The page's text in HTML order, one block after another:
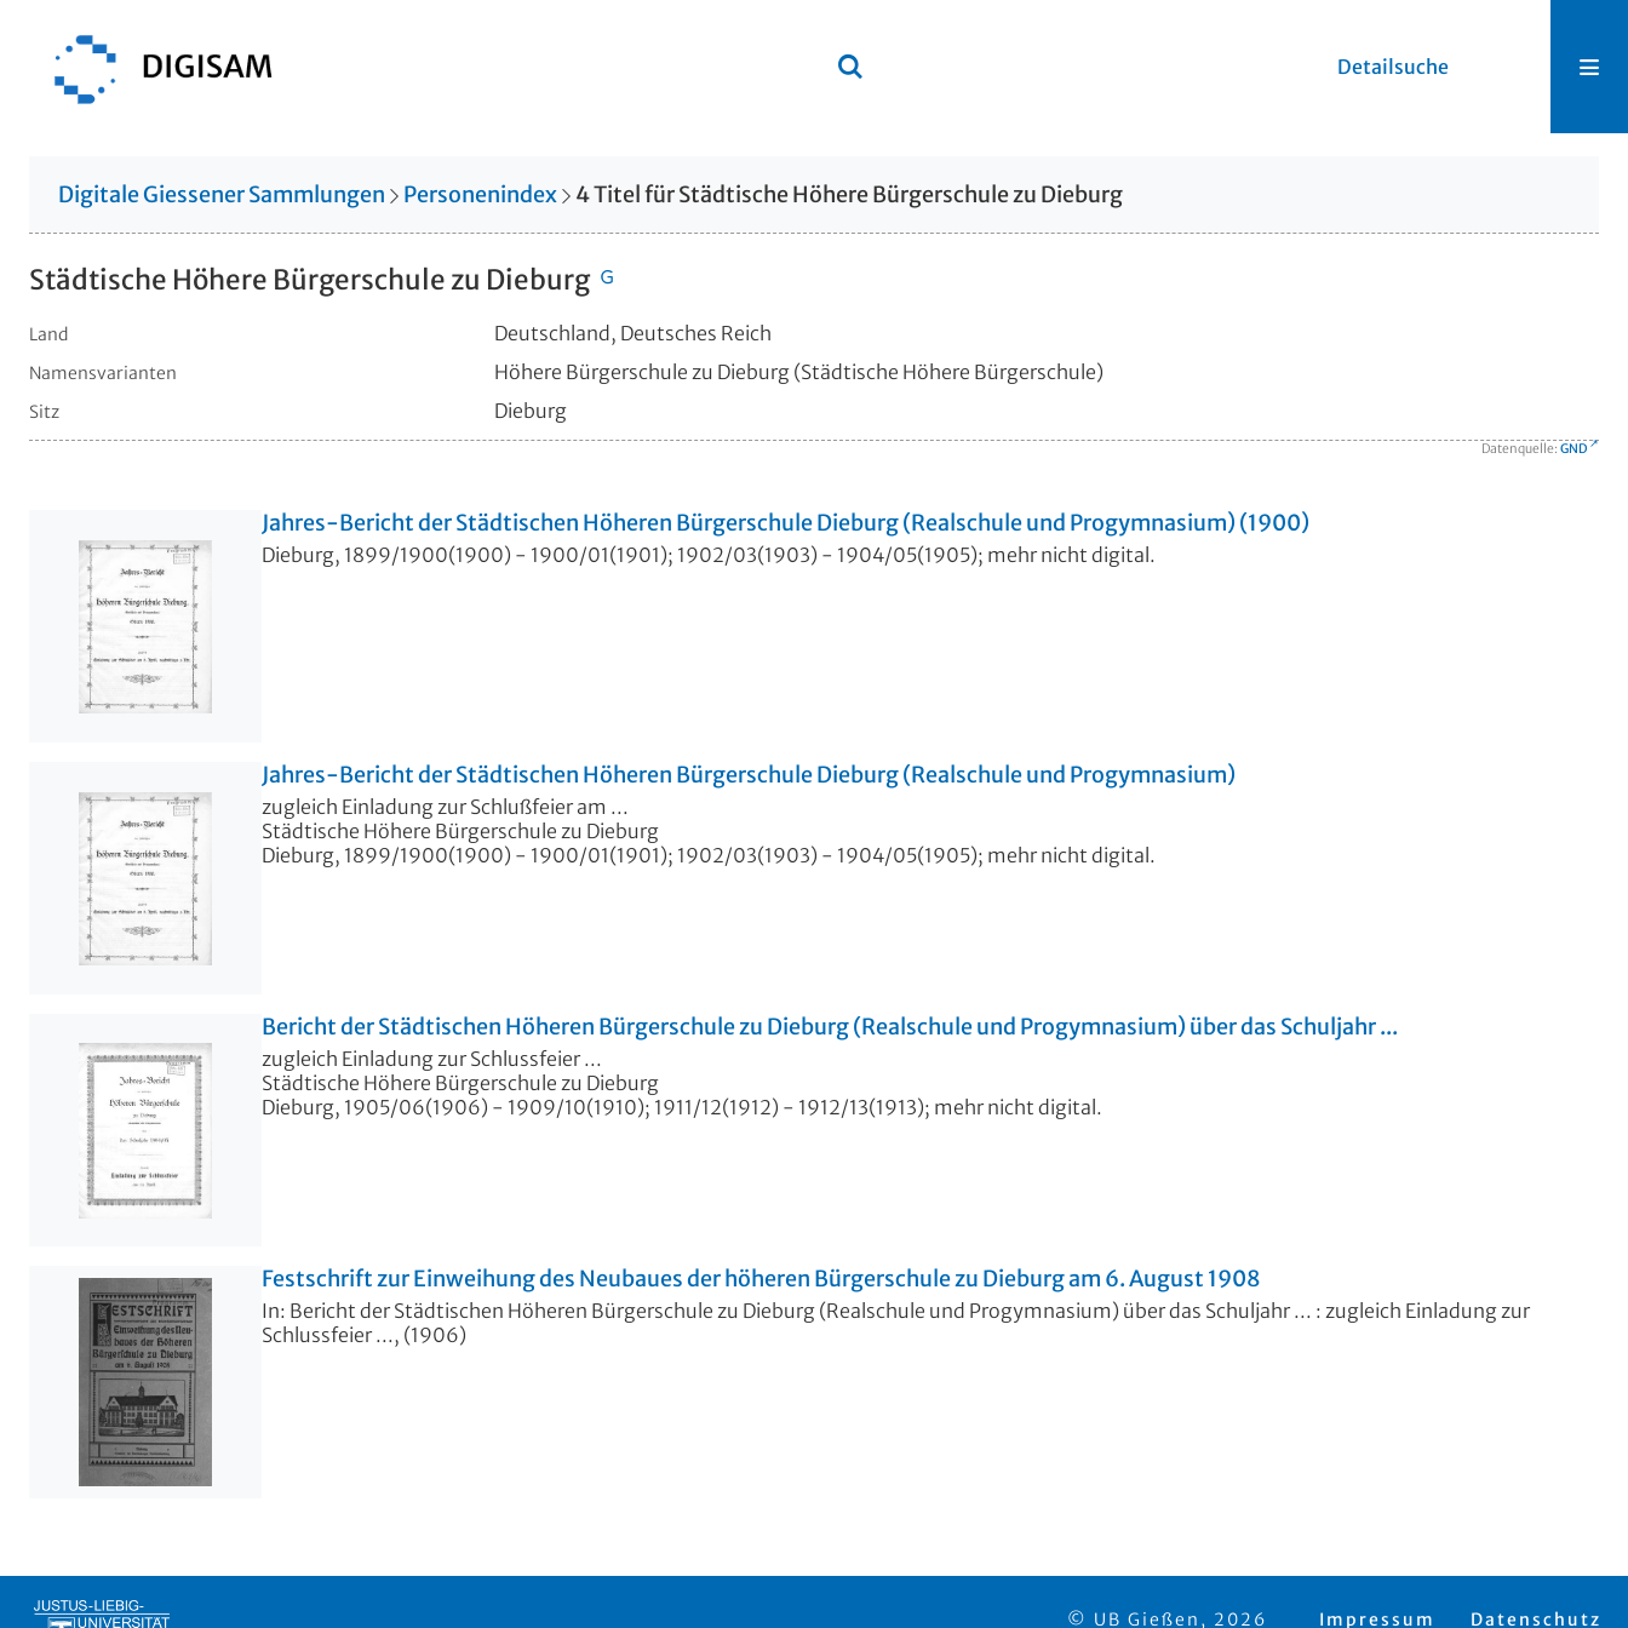
Detailsuche
Digitale Giessener Sammlungen Personenindex 4TitelfürStädtische Höhere Bürgerschule zu Dieburg
Städtische Höhere Bürgerschule zu Dieburg
Land Deutschland, Deutsches Reich
Namensvarianten Höhere Bürgerschule zu Dieburg (Städtische Höhere Bürgerschule)
Sitz Dieburg
Datenquelle: GND
Jahres-Bericht der Städtischen Höheren Bürgerschule Dieburg (Realschule und Progymnasium) (1900)
Dieburg, 1899/1900(1900) - 1900/01(1901); 1902/03(1903) - 1904/05(1905); mehr nicht digital.
Jahres-Bericht der Städtischen Höheren Bürgerschule Dieburg (Realschule und Progymnasium)
zugleich Einladung zur Schlußfeier am ...
Städtische Höhere Bürgerschule zu Dieburg
Dieburg, 1899/1900(1900) - 1900/01(1901); 1902/03(1903) - 1904/05(1905); mehr nicht digital.
Bericht der Städtischen Höheren Bürgerschule zu Dieburg (Realschule und Progymnasium) über das Schuljahr ...
zugleich Einladung zur Schlussfeier ...
Städtische Höhere Bürgerschule zu Dieburg
Dieburg, 1905/06(1906) - 1909/10(1910); 1911/12(1912) - 1912/13(1913); mehr nicht digital.
Festschrift zur Einweihung des Neubaues der höheren Bürgerschule zu Dieburg am 6. August 1908
In: Bericht der Städtischen Höheren Bürgerschule zu Dieburg (Realschule und Progymnasium) über das Schuljahr ... : zugleich Einladung zur
Schlussfeier ..., (1906)
© UB Gießen, 2026 Impressum Datenschutz